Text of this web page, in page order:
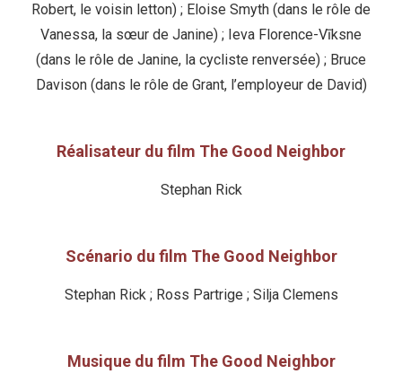
Robert, le voisin letton) ; Eloise Smyth (dans le rôle de
Vanessa, la sœur de Janine) ; Ieva Florence-Vīksne
(dans le rôle de Janine, la cycliste renversée) ; Bruce
Davison (dans le rôle de Grant, l’employeur de David)
Réalisateur du film The Good Neighbor
Stephan Rick
Scénario du film The Good Neighbor
Stephan Rick ; Ross Partrige ; Silja Clemens
Musique du film The Good Neighbor